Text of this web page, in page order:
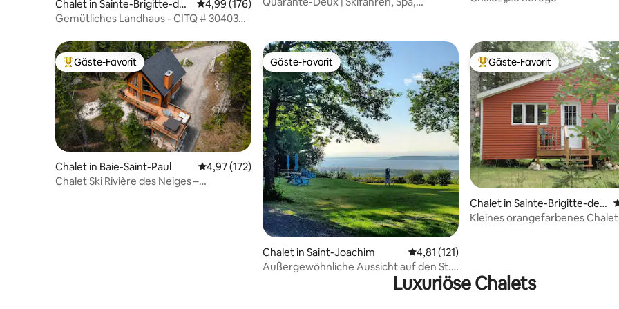
Chalet in Sainte-Brigitte-de-
Laval
Durchschnittliche Bewertung: 4,99 von 5, 176 Bewertungen
4,99 (176)
Gemütliches Landhaus - CITQ # 304036 -
Beliebter Gäste-Favorit.
Gäste-Favorit
Chalet in Baie-Saint-Paul Durchschnittliche Bewertung: 4,97 von 5, 172 Bewertungen
4,97 (172)
Chalet Ski Rivière des Neiges –
Gäste-Favorit
Gäste-Favorit
Chalet in Saint-Joachim Durchschnittliche Bewertung: 4,81 von 5,
4,81 (121)
Außergewöhnliche Aussicht auf den St.
Beliebter Gäste-Favorit.
Gäste-Favorit
Chalet in Sainte-Brigitte-de-
Laval
Kleines orangefarbenes Chalet
Luxuriöse Chalets